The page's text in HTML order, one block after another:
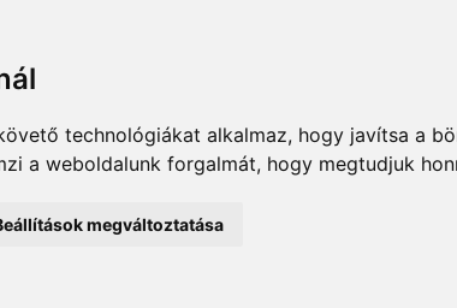
technológiákat alkalmaz, hogy javítsa a
a weboldalunk forgalmát, hogy megtudjuk
megváltoztatása